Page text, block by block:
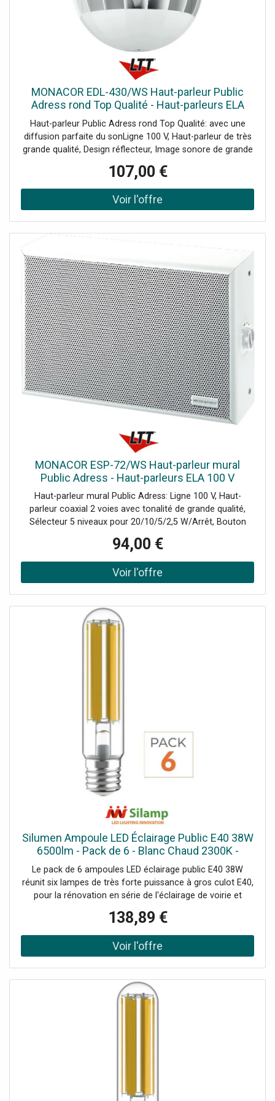
MONACOR EDL-430/WS Haut-parleur Public
Adress rond Top Qualité - Haut-parleurs ELA
Haut-parleur Public Adress rond Top Qualité: avec une
diffusion parfaite du sonLigne 100 V, Haut-parleur de très
grande qualité, Design réflecteur, Image sonore de grande
musique, Boîtier ABS blanc, Câble de branchement 150
cm, Données techniques: 100 V: 1, Actif / passif: passif,
Technologie de transmission: 100 V, Puissance (RMS):
horizontal: 360°, Matériau boîtier: ABS, Couleur: blanc,
mm, Largeur: Ø 250 mm, Poids: 2.3 kg
107,00 €
MONACOR ESP-72/WS Haut-parleur mural
Public Adress - Haut-parleurs ELA 100 V
Haut-parleur mural Public Adress: Ligne 100 V, Haut-
parleur coaxial 2 voies avec tonalité de grande qualité,
Sélecteur 5 niveaux pour 20/10/5/2,5 W/Arrêt, Bouton
sélecteur rotatif remplaçable par un cache pour
empêcher tout déréglage intempestif de la puissance,
Relais annonce forcée, Ebénisterie blanche, bois, avec
grille de protection métallique, Montage mural simple via
la plaque support, Test contre les jets de projectiles DIN
contre les jets de ballons: 1, Actif / passif: passif,
Technologie de transmission: 100 V, Puissance (RMS):
94,00 €
Silumen Ampoule LED Éclairage Public E40 38W
6500lm - Pack de 6 - Blanc Chaud 2300K -
3500K
Le pack de 6 ampoules LED éclairage public E40 38W
réunit six lampes de très forte puissance à gros culot E40,
pour la rénovation en série de l'éclairage de voirie et
les collectivités et industriels équipant des candélabres,
halls et grandes zones sur gros culot E40. Un
conditionnement homogène pour un secteur d'éclairage
public ou un site. Un conditionnement de six lampes
candélabres ou d'un site industriel. Standardiser une seule
référence sur un parc facilite la maintenance et la gestion
Éclairage public de voirie sur candélabres E40 Grands
138,89 €